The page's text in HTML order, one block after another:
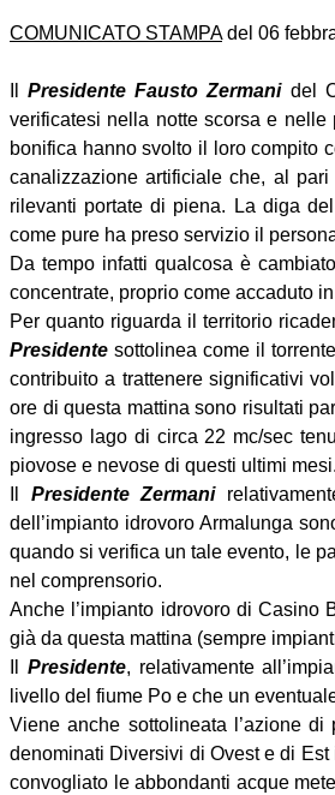
COMUNICATO STAMPAdel 06
IlPresidente Fausto Zermanidel
verificatesi nella notte scorsa e
bonifica hanno svolto il loro compito
canalizzazione artificiale che, al
rilevanti portate di piena. La diga
come pure ha preso servizio il
Da tempo infatti qualcosa è
concentrate, proprio come accaduto
Per quanto riguarda il territorio
Presidente sottolinea come il
contribuito a trattenere significativi
ore di questa mattina sono risultati
ingresso lago di circa 22 mc/sec
piovose e nevose di questi ultimi
Presidente Zermani
dell’impianto idrovoro Armalunga
quando si verifica un tale evento, le
nel comprensorio.
Anche l’impianto idrovoro di Casino
già da questa mattina (sempre
Presidente, relativamente
livello del fiume Po e che un
Viene anche sottolineata l’azione
denominati Diversivi di Ovest e di
convogliato le abbondanti acque